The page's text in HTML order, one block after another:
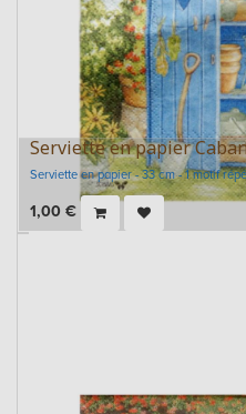
Serviette en papier
Serviette en papier - 33 cm - 1 motif
1,00 €